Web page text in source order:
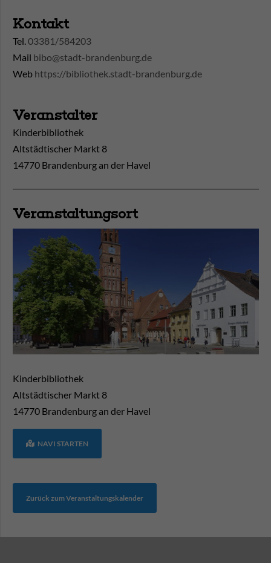
Kontakt
Tel.03381/584203
Mail bibo@stadt-brandenburg.de
Web https://bibliothek.stadt-brandenburg.de
Veranstalter
Kinderbibliothek
Altstädtischer Markt 8
14770 Brandenburg an der Havel
Veranstaltungsort
Kinderbibliothek
Altstädtischer Markt 8
14770 Brandenburg an der Havel
NAVI STARTEN
Zurück zum Veranstaltungskalender